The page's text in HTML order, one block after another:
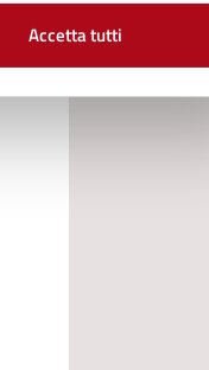
Accetta tutti